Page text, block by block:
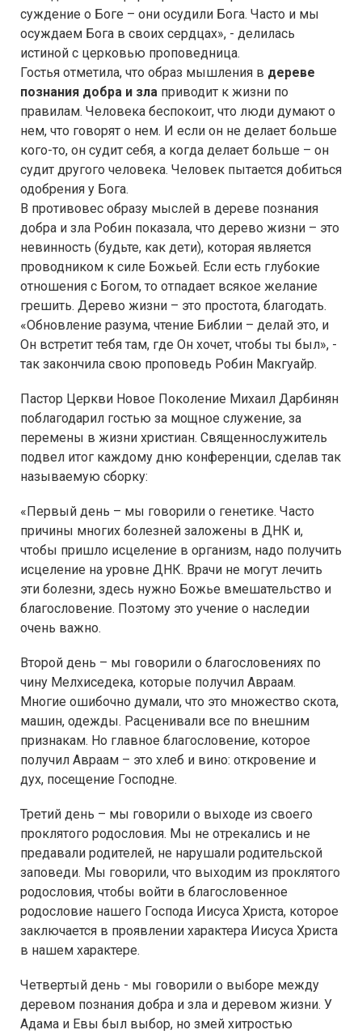
суждение о Боге – они осудили Бога. Часто и мы
осуждаем Бога в своих сердцах», - делилась
истиной с церковью проповедница.
Гостья отметила, что образ мышления в дереве
познания добра и зла приводит к жизни по
правилам. Человека беспокоит, что люди думают о
нем, что говорят о нем. И если он не делает больше
кого-то, он судит себя, а когда делает больше – он
судит другого человека. Человек пытается добиться
одобрения у Бога.
В противовес образу мыслей в дереве познания
добра и зла Робин показала, что дерево жизни – это
невинность (будьте, как дети), которая является
проводником к силе Божьей. Если есть глубокие
отношения с Богом, то отпадает всякое желание
грешить. Дерево жизни – это простота, благодать.
«Обновление разума, чтение Библии – делай это, и
Он встретит тебя там, где Он хочет, чтобы ты был», -
так закончила свою проповедь Робин Макгуайр.
Пастор Церкви Новое Поколение Михаил Дарбинян
поблагодарил гостью за мощное служение, за
перемены в жизни христиан. Священнослужитель
подвел итог каждому дню конференции, сделав так
называемую сборку:
«Первый день – мы говорили о генетике. Часто
причины многих болезней заложены в ДНК и,
чтобы пришло исцеление в организм, надо получить
исцеление на уровне ДНК. Врачи не могут лечить
эти болезни, здесь нужно Божье вмешательство и
благословение. Поэтому это учение о наследии
очень важно.
Второй день – мы говорили о благословениях по
чину Мелхиседека, которые получил Авраам.
Многие ошибочно думали, что это множество скота,
машин, одежды. Расценивали все по внешним
признакам. Но главное благословение, которое
получил Авраам – это хлеб и вино: откровение и
дух, посещение Господне.
Третий день – мы говорили о выходе из своего
проклятого родословия. Мы не отрекались и не
предавали родителей, не нарушали родительской
заповеди. Мы говорили, что выходим из проклятого
родословия, чтобы войти в благословенное
родословие нашего Господа Иисуса Христа, которое
заключается в проявлении характера Иисуса Христа
в нашем характере.
Четвертый день - мы говорили о выборе между
деревом познания добра и зла и деревом жизни. У
Адама и Евы был выбор, но змей хитростью